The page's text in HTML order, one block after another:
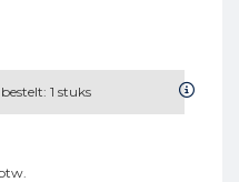
1 stuks